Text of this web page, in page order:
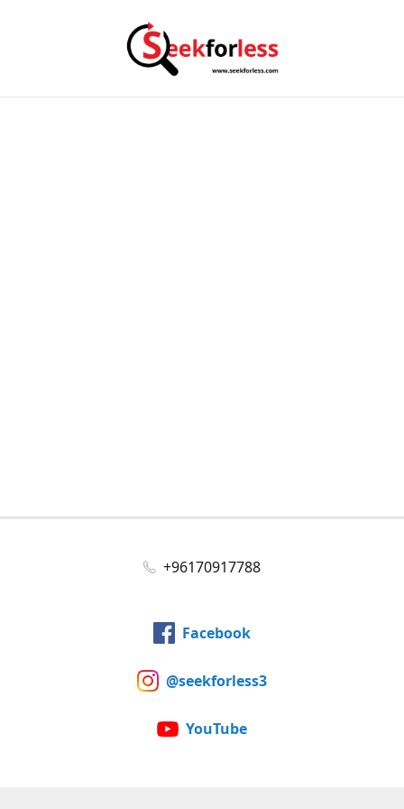
+96170917788
Facebook
@seekforless3
YouTube